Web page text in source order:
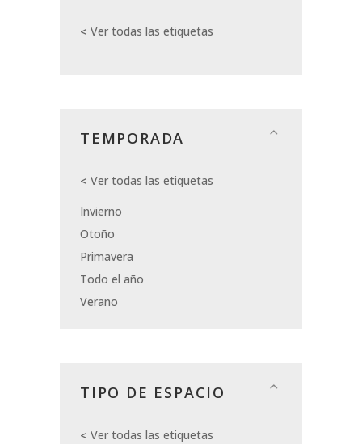
Ver todas las etiquetas
TEMPORADA
Ver todas las etiquetas
Invierno
Otoño
Primavera
Todo el año
Verano
TIPO DE ESPACIO
Ver todas las etiquetas